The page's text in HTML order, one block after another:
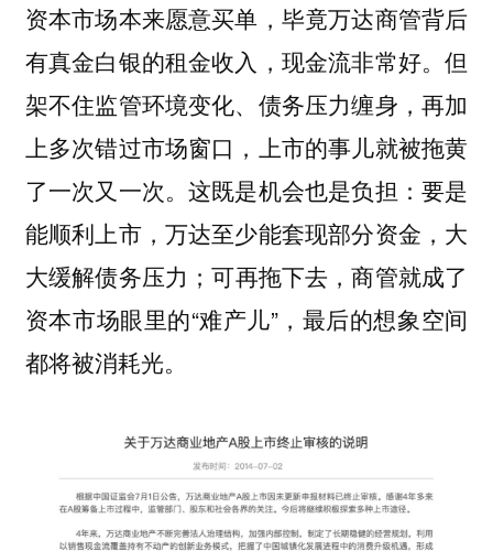
资本市场本来愿意买单，毕竟万达商管背后
有真金白银的租金收入，现金流非常好。但
架不住监管环境变化、债务压力缠身，再加
上多次错过市场窗口，上市的事儿就被拖黄
了一次又一次。这既是机会也是负担：要是
能顺利上市，万达至少能套现部分资金，大
大缓解债务压力；可再拖下去，商管就成了
资本市场眼里的“难产儿”，最后的想象空间
都将被消耗光。